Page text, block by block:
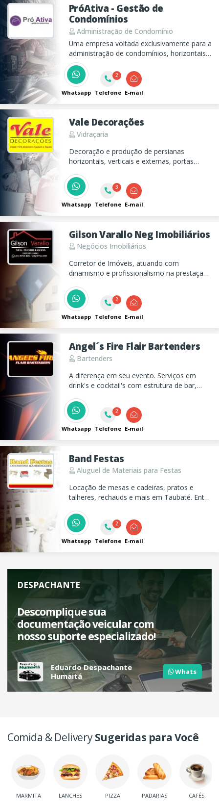
PróAtiva - Gestão de
Condomínios
Administração de Condomínio
Uma empresa voltada exclusivamente para a
administração de condomínios, horizontais e
verticais, residenciais e comerciais.
Whatsapp
2
Telefone E-mail
Vale Decorações
Vidraçaria
Decoração e produção de persianas
horizontais, verticais e externas, portas
instalação de box de vidro temperado.
Whatsapp
3
Telefone E-mail
Gilson Varallo Neg Imobiliários
Negócios Imobiliários
Corretor de Imóveis, atuando com
dinamismo e profissionalismo na prestação
locação de casas, apartamentos e terrenos.
Whatsapp
2
Telefone E-mail
Angel´s Fire Flair Bartenders
Bartenders
A diferença em seu evento. Serviços em
drink's e cocktail's com estrutura de bar,
drink's flambados.
Whatsapp
2
Telefone E-mail
Band Festas
Aluguel de Materiais para Festas
Locação de mesas e cadeiras, pratos e
talheres, rechauds e mais em Taubaté. Entre
seu evento!
Whatsapp
2
Telefone E-mail
DESPACHANTE
Descomplique sua
documentação veicular com
nosso suporte especializado!
Eduardo Despachante
Humaitá
Whats
Comida & DeliverySugeridas para Você
MARMITA LANCHES PIZZA PADARIAS CAFÉS